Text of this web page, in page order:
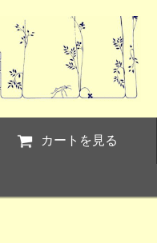
カートを見る